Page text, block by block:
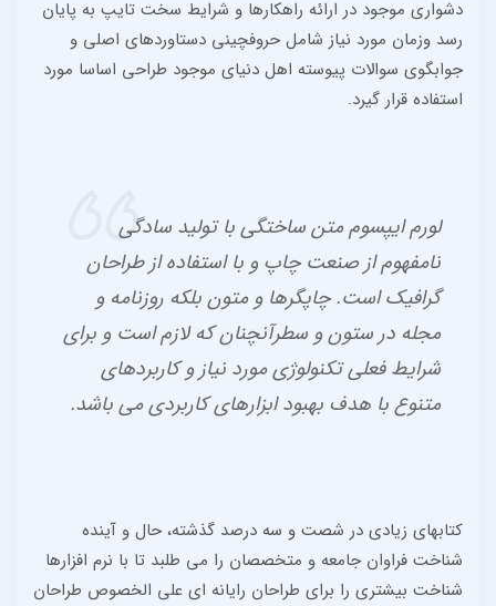
دشواری موجود در ارائه راهکارها و شرایط سخت تایپ به پایان
رسد وزمان مورد نیاز شامل حروفچینی دستاوردهای اصلی و
جوابگوی سوالات پیوسته اهل دنیای موجود طراحی اساسا مورد
استفاده قرار گیرد.
لورم ایپسوم متن ساختگی با تولید سادگی
نامفهوم از صنعت چاپ و با استفاده از طراحان
گرافیک است. چاپگرها و متون بلکه روزنامه و
مجله در ستون و سطرآنچنان که لازم است و برای
شرایط فعلی تکنولوژی مورد نیاز و کاربردهای
متنوع با هدف بهبود ابزارهای کاربردی می باشد.
کتابهای زیادی در شصت و سه درصد گذشته، حال و آینده
شناخت فراوان جامعه و متخصصان را می طلبد تا با نرم افزارها
شناخت بیشتری را برای طراحان رایانه ای علی الخصوص طراحان